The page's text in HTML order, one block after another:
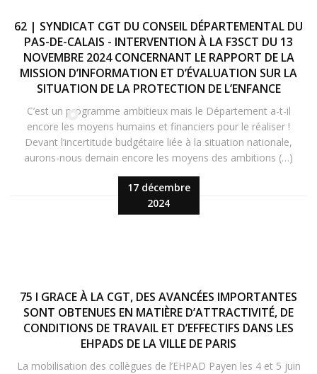
17 décembre
2024
62 | SYNDICAT CGT DU CONSEIL DÉPARTEMENTAL DU
PAS-DE-CALAIS - INTERVENTION À LA F3SCT DU 13
NOVEMBRE 2024 CONCERNANT LE RAPPORT DE LA
MISSION D’INFORMATION ET D’ÉVALUATION SUR LA
SITUATION DE LA PROTECTION DE L’ENFANCE
C’est un programme ambitieux mais le Département a-t-il
encore les moyens humains et financiers pour le réaliser !
Devant l’incertitude budgétaire liée à la situation nationale,
aurons-nous demain encore les moyens des ambitions (…)
75 I GRACE À LA CGT, DES AVANCÉES IMPORTANTES
SONT OBTENUES EN MATIÈRE D’ATTRACTIVITÉ, DE
CONDITIONS DE TRAVAIL ET D’EFFECTIFS DANS LES
EHPADS DE LA VILLE DE PARIS
La mobilisation des collègues de l’EHPAD Payen les 4 et 5 juin